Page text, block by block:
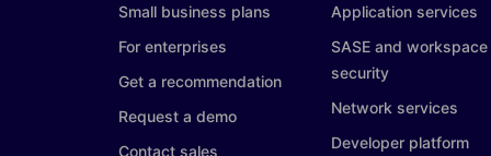
Small business plans
For enterprises
Get a recommendation
Request a demo
Contact sales
Application services
SASE and workspace
security
Network services
Developer platform